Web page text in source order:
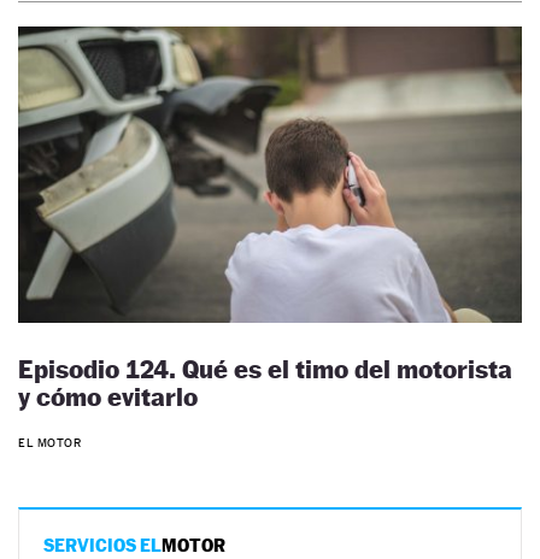
Episodio 124. Qué es el timo del motorista
y cómo evitarlo
EL MOTOR
SERVICIOS ELMOTOR